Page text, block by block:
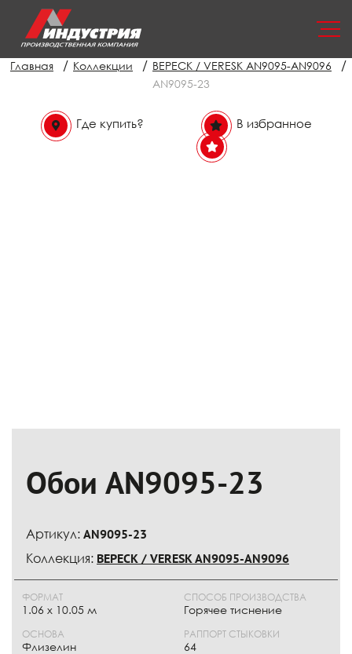
Главная / Коллекции / ВЕРЕСК / VERESK AN9095-AN9096 /
AN9095-23
Где купить? В избранное
Обои AN9095-23
Артикул: AN9095-23
Коллекция: ВЕРЕСК / VERESK AN9095-AN9096
ФОРМАТ
1.06 x 10.05 м
ОСНОВА
Флизелин
СПОСОБ ПРОИЗВОДСТВА
Горячее тиснение
РАППОРТ СТЫКОВКИ
64